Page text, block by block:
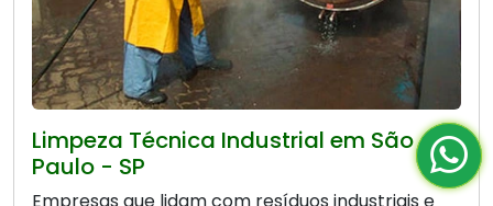
Limpeza Técnica Industrial em São
Paulo - SP